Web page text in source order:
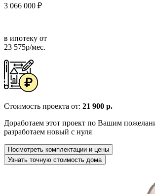
3 066 000 ₽
в ипотеку от
23 575р/мес.
Стоимость проекта от: 21 900 р.
Доработаем этот проект по Вашим
разработаем новый с нуля
Посмотреть комплектации и цены
Узнать точную стоимость дома